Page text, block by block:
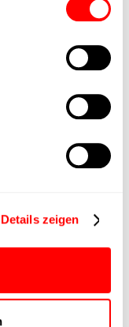
Details zeigen